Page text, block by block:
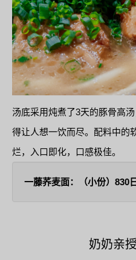
汤底采用炖煮了3天的豚骨高
得让人想一饮而尽。配料中的
烂，入口即化，口感极佳。
一藤荞麦面：（小份）830
奶奶亲